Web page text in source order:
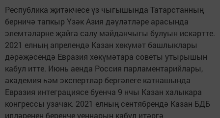
Республика җитәкчесе үз чыгышында Татарстанның
берничә тапкыр Үзәк Азия дәүләтләре арасында
элемтәләрне җайга салу мәйданчыгы булуын искәртте.
2021 елның апрелендә Казан хөкүмәт башлыклары
дәрәҗәсендә Евразия хөкүмәтара советы утырышын
кабул итте. Июнь аенда Россия парламентарийлары,
академия һәм экспертлар бергәлеге катнашында
Евразия интеграциясе буенча 9 нчы Казан халыкара
конгрессы узачак. 2021 елның сентябрендә Казан БДБ
илләренең беренче уеннарын кабул итәргә